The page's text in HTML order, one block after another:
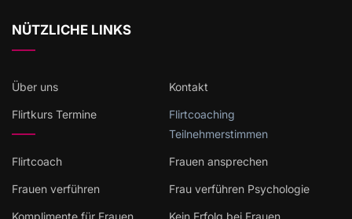
NÜTZLICHE LINKS
Über uns Kontakt
Flirtkurs Termine
Flirtcoaching
Teilnehmerstimmen
Flirtcoach Frauen ansprechen
Frauen verführen Frau verführen Psychologie
Komplimente für Frauen Kein Erfolg bei Frauen